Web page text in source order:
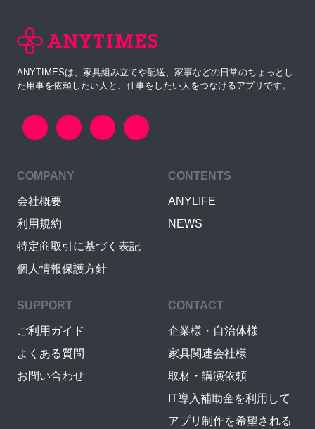
ANYTIMESは、家具組み立てや配送、家事などの日常のちょっとし
た用事を依頼したい人と、仕事をしたい人をつなげるアプリです。
COMPANY
会社概要
利用規約
特定商取引に基づく表記
個人情報保護方針
CONTENTS
ANYLIFE
NEWS
SUPPORT
ご利用ガイド
よくある質問
お問い合わせ
CONTACT
企業様・自治体様
家具関連会社様
取材・講演依頼
IT導入補助金を利用して
アプリ制作を希望される